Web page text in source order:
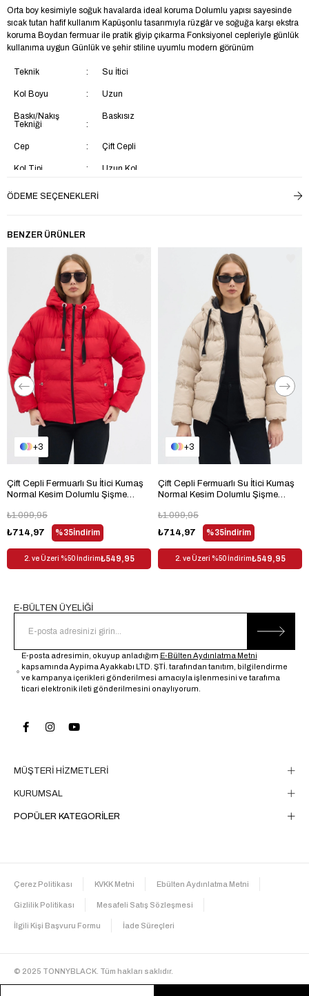
Orta boy kesimiyle soğuk havalarda ideal koruma Dolumlu yapısı sayesinde
sıcak tutan hafif kullanım Kapüşonlu tasarımıyla rüzgâr ve soğuğa karşı ekstra
koruma Boydan fermuar ile pratik giyip çıkarma Fonksiyonel cepleriyle günlük
kullanıma uygun Günlük ve şehir stiline uyumlu modern görünüm
Teknik Su İtici
Kol Boyu Uzun
Baskı/Nakış
Tekniği
Baskısız
Cep Çift Cepli
Kol Tipi Uzun Kol
Dolgu Tekniği
Kapama Şekli
Yaka Tipi Kapüşonlu
Astar Durumu Astarlı
Menşei TR
Persona Cool & Comfort
Koleksiyon Design
Sürdürülebilirlik
Detayı
Hayır
Yaş Grubu Yetişkin
Ürün Detayı Astarlı
Siluet
Kalıp Regular
Boy Orta
Ek Özellik
Ürün Tipi Dokuma
Materyal Polyester
Kumaş Tipi Dokuma
Trendyol Evet
ÖDEME SEÇENEKLERI
BENZER ÜRÜNLER
3
Çift Cepli Fermuarlı Su İtici Kumaş
Normal Kesim Dolumlu Şişme
%35İndirim
₺714,97
₺1.099,95
2. ve Üzeri %50 İndirim₺549,95
3
Çift Cepli Fermuarlı Su İtici Kumaş
Normal Kesim Dolumlu Şişme
%35İndirim
₺714,97
₺1.099,95
2. ve Üzeri %50 İndirim₺549,95
MÜŞTERİ HİZMETLERİ
KURUMSAL
POPÜLER KATEGORİLER
E-BÜLTEN ÜYELİĞİ
E-posta adresimin, okuyup anladığım E-Bülten Aydınlatma Metni
kapsamında Aypima Ayakkabı LTD. ŞTİ. tarafından tanıtım, bilgilendirme
ve kampanya içerikleri gönderilmesi amacıyla işlenmesini ve tarafıma
ticari elektronik ileti gönderilmesini onaylıyorum.
Çerez Politikası KVKK Metni Ebülten Aydınlatma Metni
Gizlilik Politikası Mesafeli Satış Sözleşmesi
İlgili Kişi Başvuru Formu İade Süreçleri
© 2025 TONNYBLACK. Tüm hakları saklıdır.